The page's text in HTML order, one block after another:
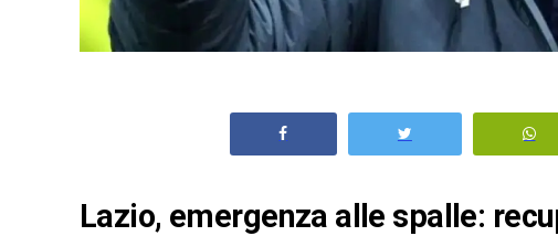
Lazio, emergenza alle spalle: